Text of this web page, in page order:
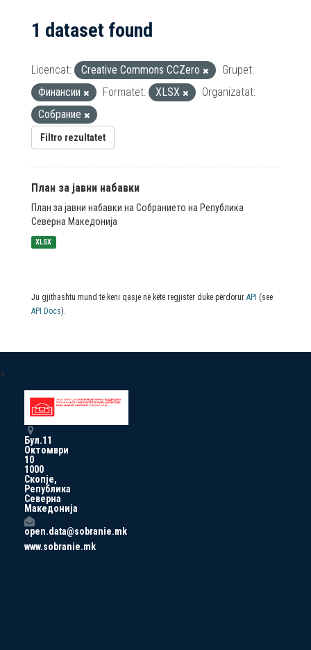
1 dataset found
Licencat: Creative Commons CCZero
Grupet:
Финансии
Formatet: XLSX
Organizatat:
Собрание
Filtro rezultatet
План за јавни набавки
План за јавни набавки на Собранието на Република
Северна Македонија
XLSX
Ju gjithashtu mund të keni qasje në këtë regjistër duke përdorur API (see
API Docs).
a
Бул.11
Октомври
10
1000
Скопје,
Република
Северна
Македонија
open.data@sobranie.mk
www.sobranie.mk